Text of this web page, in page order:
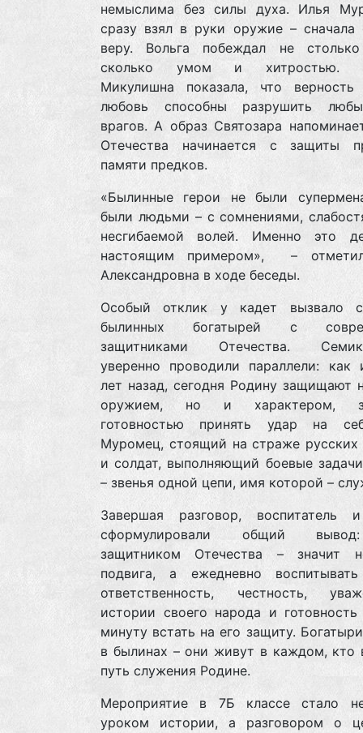
немыслима без силы духа. Илья
сразу взял в руки оружие – сначала
веру. Вольга побеждал не
сколько умом и хитростью.
Микулишна показала, что
любовь способны разрушить
врагов. А образ Святозара
Отечества начинается с защиты
памяти предков.
«Былинные герои не были
были людьми – с сомнениями,
несгибаемой волей. Именно это
настоящим примером», –
Александровна в ходе беседы.
Особый отклик у кадет вызвало
былинных богатырей с
защитниками Отечества.
уверенно проводили параллели: как
лет назад, сегодня Родину защищают
оружием, но и характером,
готовностью принять удар на
Муромец, стоящий на страже русских
и солдат, выполняющий боевые
– звенья одной цепи, имя которой –
Завершая разговор, воспитатель
сформулировали общий
защитником Отечества – значит
подвига, а ежедневно
ответственность, честность,
истории своего народа и
минуту встать на его защиту.
в былинах – они живут в каждом, кто
путь служения Родине.
Мероприятие в 7Б классе стало
уроком истории, а разговором о